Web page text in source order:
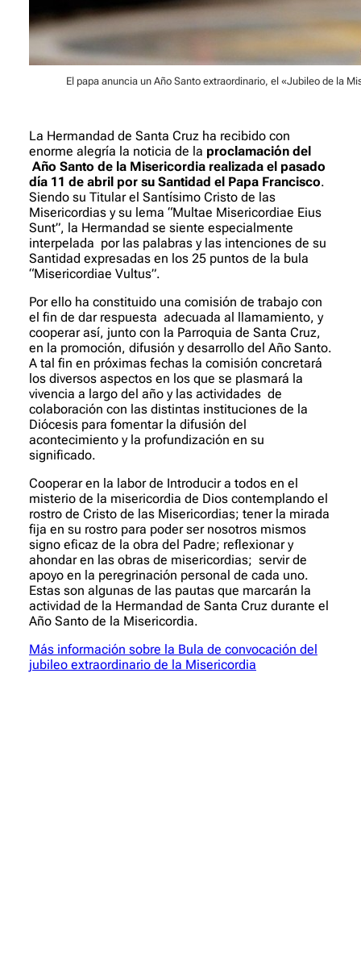
El papa anuncia un Año Santo extraordinario, el «Jubileo de la
La Hermandad de Santa Cruz ha recibido con
enorme alegría la noticia de la proclamación del
Año Santo de la Misericordia realizada el pasado
día 11 de abril por su Santidad el Papa Francisco.
Siendo su Titular el Santísimo Cristo de las
Misericordias y su lema “Multae Misericordiae Eius
Sunt”, la Hermandad se siente especialmente
interpelada por las palabras y las intenciones de su
Santidad expresadas en los 25 puntos de la bula
“Misericordiae Vultus”.
Por ello ha constituido una comisión de trabajo con
el fin de dar respuesta adecuada al llamamiento, y
cooperar así, junto con la Parroquia de Santa Cruz,
en la promoción, difusión y desarrollo del Año Santo.
A tal fin en próximas fechas la comisión concretará
los diversos aspectos en los que se plasmará la
vivencia a largo del año y las actividades de
colaboración con las distintas instituciones de la
Diócesis para fomentar la difusión del
acontecimiento y la profundización en su
significado.
Cooperar en la labor de Introducir a todos en el
misterio de la misericordia de Dios contemplando el
rostro de Cristo de las Misericordias; tener la mirada
fija en su rostro para poder ser nosotros mismos
signo eficaz de la obra del Padre; reflexionar y
ahondar en las obras de misericordias; servir de
apoyo en la peregrinación personal de cada uno.
Estas son algunas de las pautas que marcarán la
actividad de la Hermandad de Santa Cruz durante el
Año Santo de la Misericordia.
Más información sobre la Bula de convocación del
jubileo extraordinario de la Misericordia